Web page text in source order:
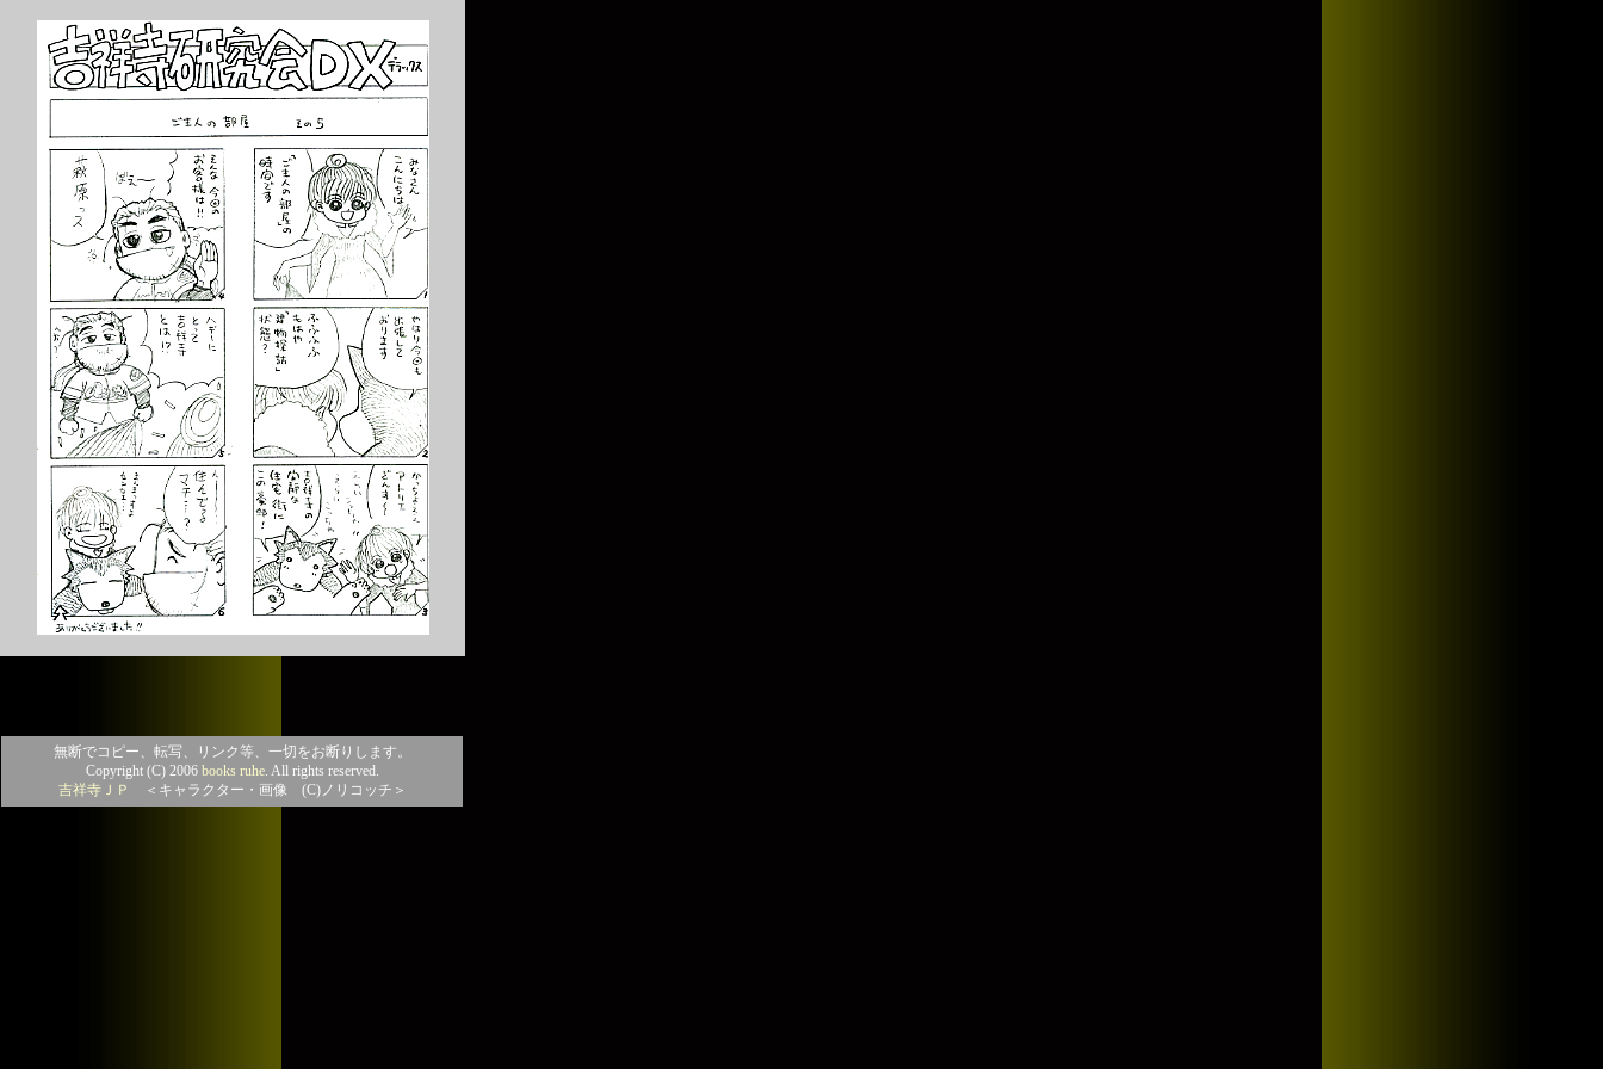
無断でコピー、転写、リンク等、一切をお断りします。
Copyright (C) 2006 books ruhe. All rights reserved.
吉祥寺ＪＰ
＜キャラクター・画像 (C)ノリコッチ＞